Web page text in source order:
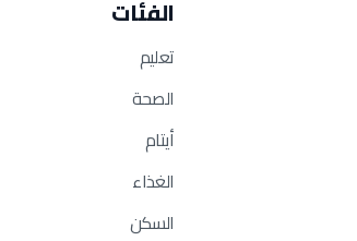
الفئات
تعليم
الصحة
أيتام
الغذاء
السكن